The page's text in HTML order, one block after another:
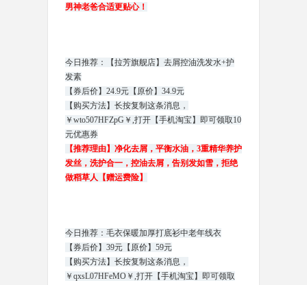
男神老爸合适更贴心！
今日推荐：【拉芳旗舰店】去屑控油洗发水+护
发素
【券后价】24.9元【原价】34.9元
【购买方法】长按复制这条消息，
￥wto507HFZpG￥,打开【手机淘宝】即可领取10
元优惠券
【推荐理由】净化去屑，平衡水油，3重精华养护
发丝，洗护合一，控油去屑，告别发如雪，拒绝
做稻草人【赠运费险】
今日推荐：毛衣保暖加厚打底衫中老年线衣
【券后价】39元【原价】59元
【购买方法】长按复制这条消息，
￥qxsL07HFeMO￥,打开【手机淘宝】即可领取